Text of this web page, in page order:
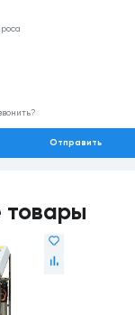
Отправить
товары